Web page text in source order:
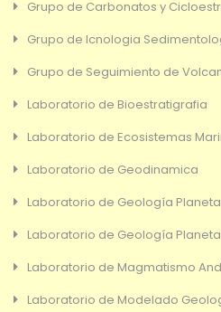
Grupo de Carbonatos y
Grupo de Icnologia
Grupo de Seguimiento de
Laboratorio de Bioestratigrafia
Laboratorio de Ecosistemas
Laboratorio de Geodinamica
Laboratorio de Geología
Laboratorio de Geología
Laboratorio de Magmatismo
Laboratorio de Modelado